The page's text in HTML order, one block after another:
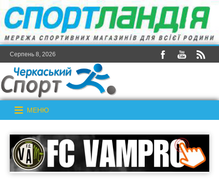
Серпень 8, 2026
МЕНЮ